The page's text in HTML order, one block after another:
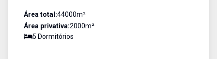
Área total:44000m²
Área privativa:2000m²
5 Dormitórios